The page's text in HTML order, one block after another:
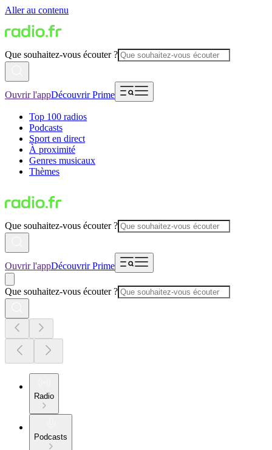
Aller au contenu
Que souhaitez-vous écouter ?
Ouvrir l'appDécouvrir Prime
Top 100 radios
Podcasts
Sport en direct
À proximité
Genres musicaux
Thèmes
Que souhaitez-vous écouter ?
Ouvrir l'appDécouvrir Prime
Que souhaitez-vous écouter ?
Radio
Podcasts